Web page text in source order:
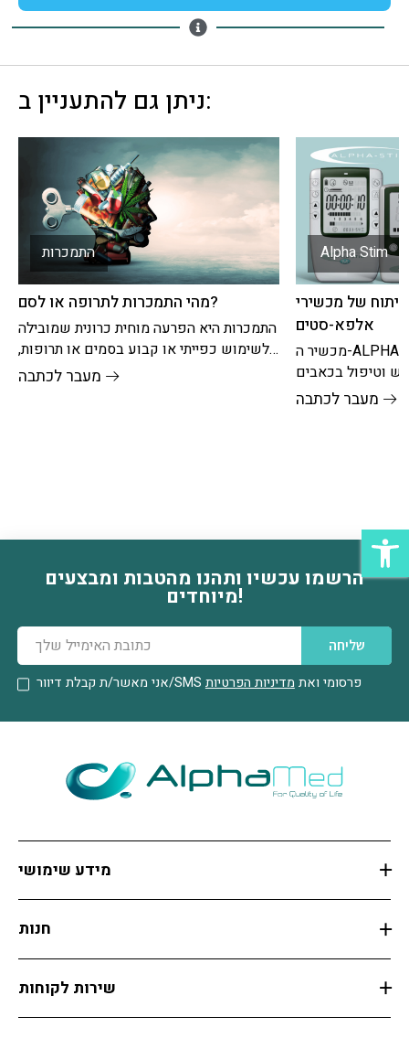
ניתן גם להתעניין ב:
התמכרות
מהי התמכרות לתרופה או לסם?
התמכרות היא הפרעה מוחית כרונית שמובילה
לשימוש כפייתי או קבוע בסמים או תרופות,
גם כאשר היא גורמת לנזק.זה משפיע בעיקר
מעבר לכתבה
Alpha Stim
של מכשירי
אלפא-סטים
מכשיר ה-ALPHA-STIM הינו פריצת דרך
וטיפול בכאבים
מוכחת, בטוחה
מעבר לכתבה
הרשמו עכשיו ותהנו מהטבות ומבצעים
מיוחדים!
דוא׳׳ל
שליחה
אני מאשר/ת קבלת דיוור/SMS
פרסומי ואת מדיניות הפרטיות
מידע שימושי
חנות
שירות לקוחות